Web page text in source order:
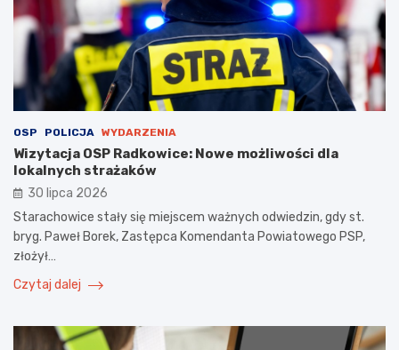
OSP POLICJA WYDARZENIA
Wizytacja OSP Radkowice: Nowe możliwości dla
lokalnych strażaków
30 lipca 2026
Starachowice stały się miejscem ważnych odwiedzin, gdy st.
bryg. Paweł Borek, Zastępca Komendanta Powiatowego PSP,
złożył…
Czytaj dalej